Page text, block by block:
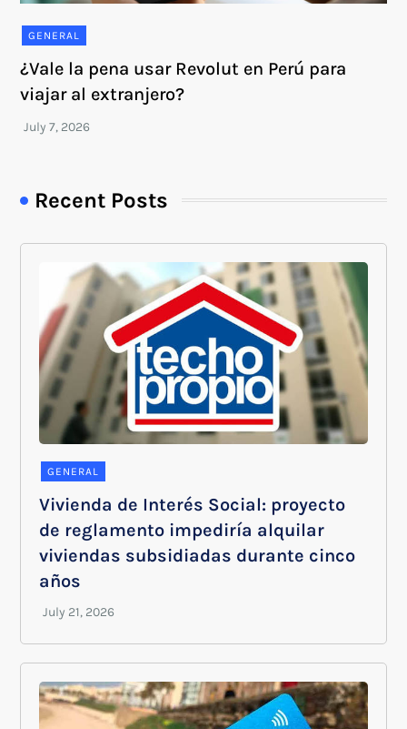
GENERAL
¿Vale la pena usar Revolut en Perú para
viajar al extranjero?
Recent Posts
GENERAL
Vivienda de Interés Social: proyecto
de reglamento impediría alquilar
viviendas subsidiadas durante cinco
años